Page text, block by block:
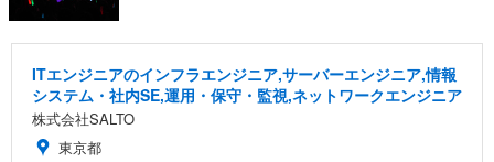
ITエンジニアのインフラエンジニア,サーバーエンジニア,情報
システム・社内SE,運用・保守・監視,ネットワークエンジニア
株式会社SALTO
東京都